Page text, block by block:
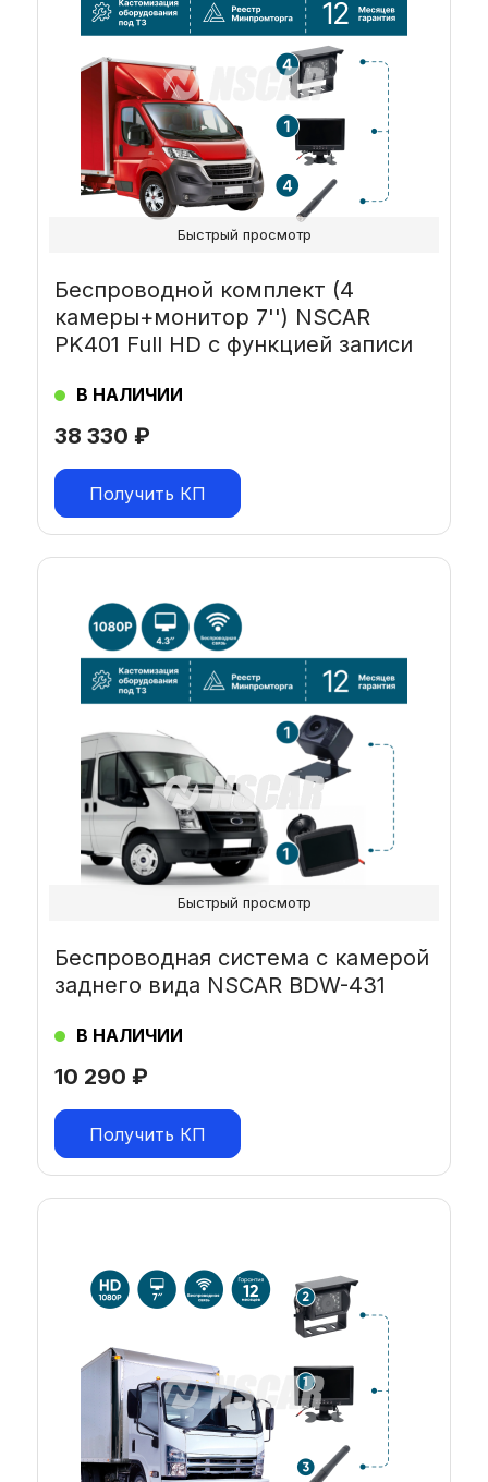
38 330 ₽
Беспроводной комплект (4
камеры+монитор 7'') NSCAR
PK401 Full HD с функцией записи
В НАЛИЧИИ
Получить КП
Быстрый просмотр
10 290 ₽
Беспроводная система с камерой
заднего вида NSCAR BDW-431
В НАЛИЧИИ
Получить КП
Быстрый просмотр